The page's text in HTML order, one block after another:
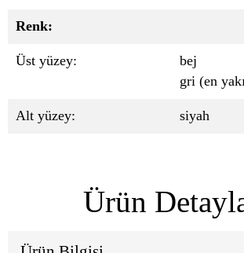
Renk:
Üst yüzey:
bej
gri (en
Alt yüzey: siyah
Ürün